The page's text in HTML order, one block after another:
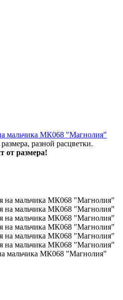
мальчика МК068 "Магнолия"
разной расцветки.
размера!
мальчика МК068 "Магнолия"